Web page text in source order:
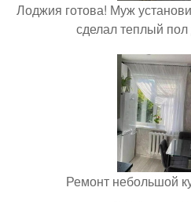
Лоджия готова! Муж
сделал теплый
Ремонт небольшой